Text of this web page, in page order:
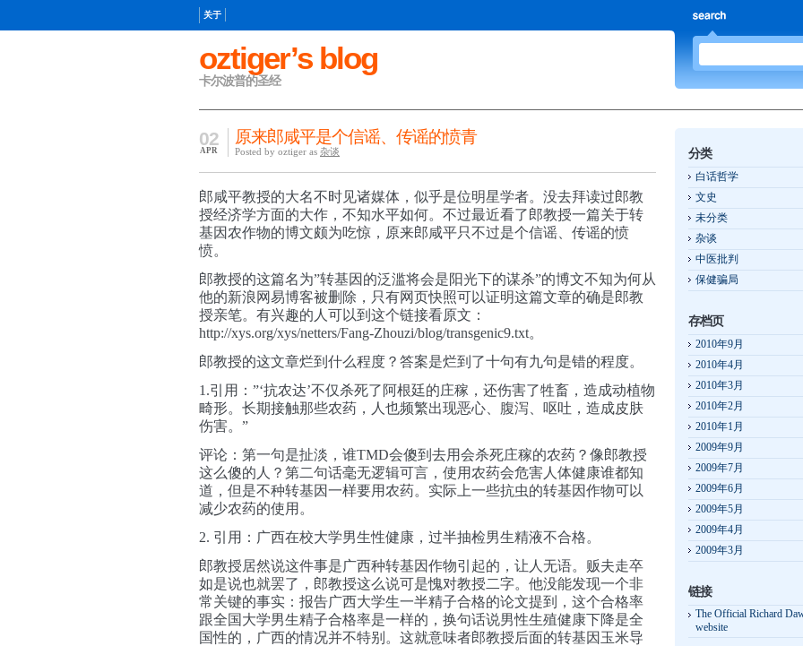
oztiger’s blog
卡尔波普的圣经
关于
原来郎咸平是个信谣、传谣的愤青
02
APR Posted by oztiger as 杂谈
郎咸平教授的大名不时见诸媒体，似乎是位明星学者。没去拜读过郎教
授经济学方面的大作，不知水平如何。不过最近看了郎教授一篇关于转
基因农作物的博文颇为吃惊，原来郎咸平只不过是个信谣、传谣的愤
愤。
郎教授的这篇名为”转基因的泛滥将会是阳光下的谋杀”的博文不知为何从
他的新浪网易博客被删除，只有网页快照可以证明这篇文章的确是郎教
授亲笔。有兴趣的人可以到这个链接看原文：
http://xys.org/xys/netters/Fang-Zhouzi/blog/transgenic9.txt。
郎教授的这文章烂到什么程度？答案是烂到了十句有九句是错的程度。
1.引用：”‘抗农达’不仅杀死了阿根廷的庄稼，还伤害了牲畜，造成动植物
畸形。长期接触那些农药，人也频繁出现恶心、腹泻、呕吐，造成皮肤
伤害。”
评论：第一句是扯淡，谁TMD会傻到去用会杀死庄稼的农药？像郎教授
这么傻的人？第二句话毫无逻辑可言，使用农药会危害人体健康谁都知
道，但是不种转基因一样要用农药。实际上一些抗虫的转基因作物可以
减少农药的使用。
2. 引用：广西在校大学男生性健康，过半抽检男生精液不合格。
郎教授居然说这件事是广西种转基因作物引起的，让人无语。贩夫走卒
如是说也就罢了，郎教授这么说可是愧对教授二字。他没能发现一个非
常关键的事实：报告广西大学生一半精子合格的论文提到，这个合格率
跟全国大学男生精子合格率是一样的，换句话说男性生殖健康下降是全
国性的，广西的情况并不特别。这就意味者郎教授后面的转基因玉米导
分类
白话哲学
文史
未分类
杂谈
中医批判
保健骗局
存档页
2010年9月
2010年4月
2010年3月
2010年2月
2010年1月
2009年9月
2009年7月
2009年6月
2009年5月
2009年4月
2009年3月
链接
The Official Richard
website